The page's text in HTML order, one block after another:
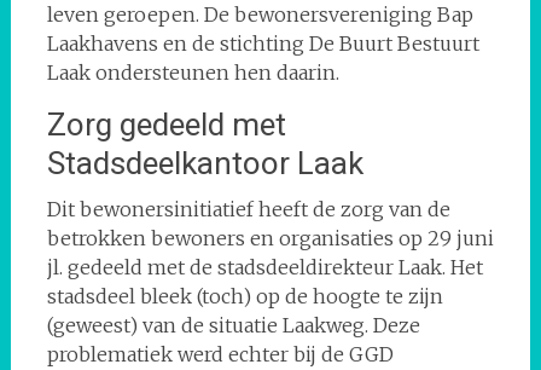
leven geroepen. De bewonersvereniging Bap
Laakhavens en de stichting De Buurt Bestuurt
Laak ondersteunen hen daarin.
Zorg gedeeld met
Stadsdeelkantoor Laak
Dit bewonersinitiatief heeft de zorg van de
betrokken bewoners en organisaties op 29 juni
jl. gedeeld met de stadsdeeldirekteur Laak. Het
stadsdeel bleek (toch) op de hoogte te zijn
(geweest) van de situatie Laakweg. Deze
problematiek werd echter bij de GGD